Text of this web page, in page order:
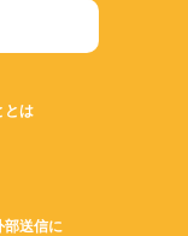
とは
部送信に